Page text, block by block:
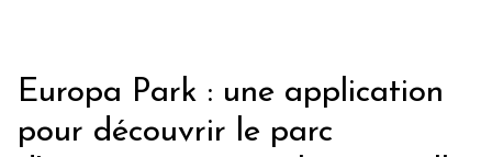
Europa Park : une application
pour découvrir le parc